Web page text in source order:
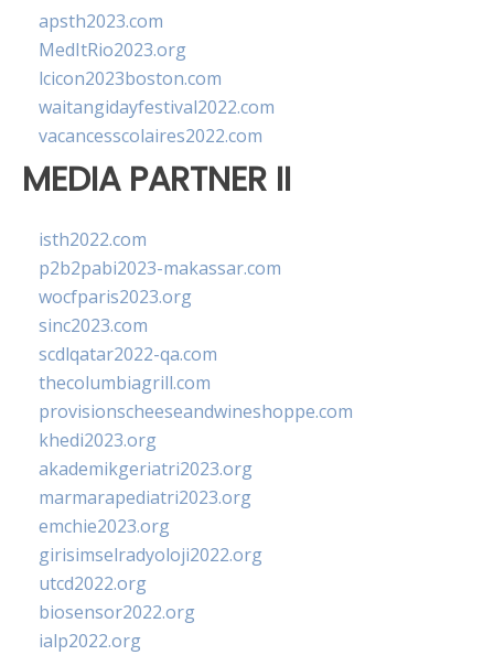
apsth2023.com
MedItRio2023.org
lcicon2023boston.com
waitangidayfestival2022.com
vacancesscolaires2022.com
MEDIA PARTNER II
isth2022.com
p2b2pabi2023-makassar.com
wocfparis2023.org
sinc2023.com
scdlqatar2022-qa.com
thecolumbiagrill.com
provisionscheeseandwineshoppe.com
khedi2023.org
akademikgeriatri2023.org
marmarapediatri2023.org
emchie2023.org
girisimselradyoloji2022.org
utcd2022.org
biosensor2022.org
ialp2022.org